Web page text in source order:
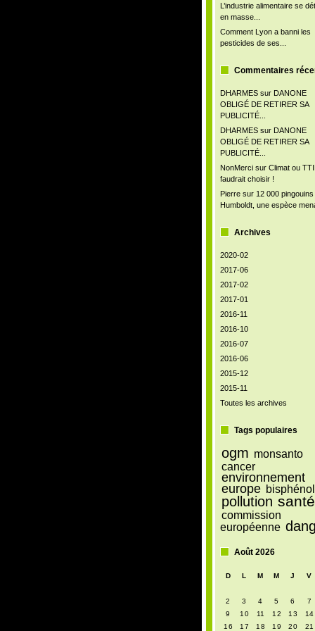
L’industrie alimentaire se
en masse...
Comment Lyon a banni les
pesticides de ses...
Commentaires
DHARMESsur DANONE
OBLIGÉ DE RETIRER SA
PUBLICITÉ...
DHARMESsur DANONE
OBLIGÉ DE RETIRER SA
PUBLICITÉ...
NonMercisur Climat ou
faudrait choisir !
Pierresur 12 000 pingouins
Humboldt, une espèce
Archives
2020-02
2017-06
2017-02
2017-01
2016-11
2016-10
2016-07
2016-06
2015-12
2015-11
Toutes les archives
Tags populaires
ogm monsanto
cancer
environnement
europe
pollution santé
commission
européenne
Août 2026
D L M M J V
2
3 4 5 6 7
9
10 11 12 13 14
16
17 18 19 20 21